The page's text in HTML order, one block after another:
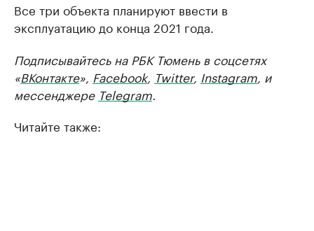
Все три объекта планируют ввести в
эксплуатацию до конца 2021 года.
Подписывайтесь на РБК Тюмень в соцсетях
«ВКонтакте», Facebook, Twitter, Instagram , и
мессенджере Telegram
Читайте также: